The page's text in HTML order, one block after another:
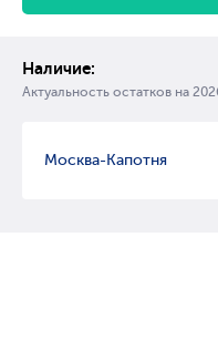
Наличие:
Актуальность остатков на
Москва-Капотня